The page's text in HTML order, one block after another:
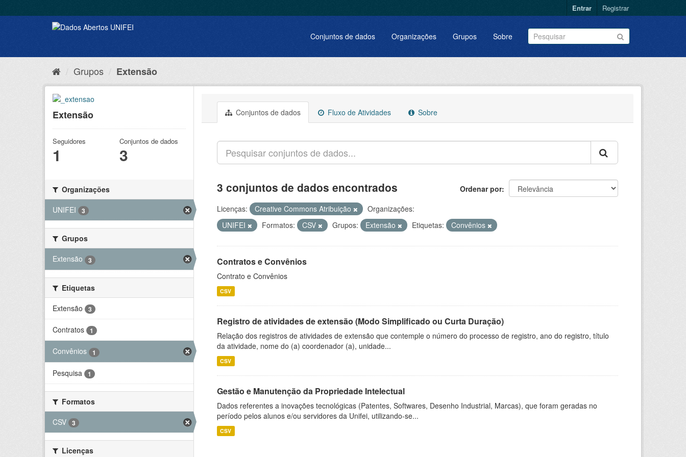
Entrar Registrar
Conjuntos de dados Organizações Grupos Sobre
Grupos Extensão
Extensão
Seguidores
1
Conjuntos de dados
3
Organizações
UNIFEI
3
Grupos
Extensão
3
Etiquetas
Extensão
3
Contratos 1
Convênios 1
Pesquisa 1
Formatos
CSV
3
Licenças
Conjuntos de dados Fluxo de Atividades Sobre
Ordenar por
3 conjuntos de dados encontrados
Licenças: Creative Commons Atribuição
Organizações:
UNIFEI
Formatos: CSV Grupos: Extensão Etiquetas: Convênios
Contratos e Convênios
Contrato e Convênios
CSV
Registro de atividades de extensão (Modo Simplificado ou Curta Duração)
Relação dos registros de atividades de extensão que contemple o número do processo de registro, ano do registro, título
da atividade, nome do (a) coordenador (a), unidade...
CSV
Gestão e Manutenção da Propriedade Intelectual
Dados referentes a inovações tecnológicas (Patentes, Softwares, Desenho Industrial, Marcas), que foram geradas no
período pelos alunos e/ou servidores da Unifei, utilizando-se...
CSV